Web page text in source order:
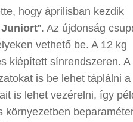
hogy áprilisban kezdik
”. Az újdonság
vethető be. A 12 kg
kiépített sínrendszeren. A
is be lehet táplálni a
is lehet vezérelni, így
környezetben